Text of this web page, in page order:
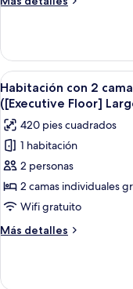
individuales,
no
fumadores
(Executive
con
camas
individuales,
para
no
fumadores
(Executive
Abrir
todas
las
fotos
de
Habitación
con
2
camas
individuales,
no
5
Habitación con 2
([Executive Floor]
420 pies cuadrados
1 habitación
2 personas
2 camas individuales
Wifi gratuito
Más detalles
Más
con